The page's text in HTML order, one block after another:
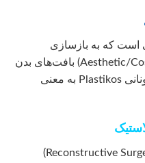
است که به بازسازی
(Reconstructive) و زیبایی (Aesthetic/Cosmetic) بافت‌های بدن
می‌پردازد. واژه‌ی Plastic از واژه یونانی Plastikos به معنی